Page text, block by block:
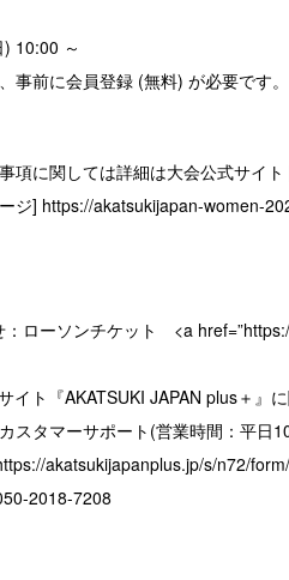
10:00 ～
事前に会員登録 (無料) が必要です。
項に関しては詳細は大会公式サイト
ジ] https://akatsukijapan-women-
：ローソンチケット <a
イト『AKATSUKI JAPAN plus＋』
スタマーサポート(営業時間：平日
akatsukijapanplus.jp/s/n72/
2018-7208